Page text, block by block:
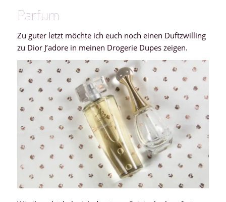
Parfum
Zu guter letzt möchte ich euch noch einen Duftzwilling
zu Dior J’adore in meinen Drogerie Dupes zeigen.